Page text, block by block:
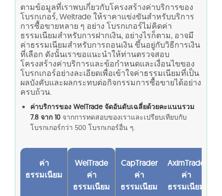
ตามข้อมูลที่เราพบเกี่ยวกับโครงสร้างค่าบริการของ
โบรกเกอร์, Weltrade ให้ราคาแข่งขันสำหรับบริการ
การซื้อขายหลาย ๆ อย่าง โบรกเกอร์ไม่คิดค่า
ธรรมเนียมสำหรับการฝากเงิน, อย่างไรก็ตาม, อาจมี
ค่าธรรมเนียมสำหรับการถอนเงิน ขึ้นอยู่กับวิธีการเงิน
ที่เลือก ดังนั้นเราขอแนะนำให้ท่านตรวจสอบ
โครงสร้างค่าบริการและข้อกำหนดและเงื่อนไขของ
โบรกเกอร์อย่างละเอียดเพื่อเข้าใจค่าธรรมเนียมที่เป็น
ผลบังคับและผลกระทบต่อกิจกรรมการซื้อขายได้อย่าง
ครบถ้วน.
ค่าบริการของ WelTrade จัดอันดับเฉลี่ยด้วยคะแนนรวม
7.8 จาก 10 จากการทดสอบของเราและเปรียบเทียบกับ
โบรกเกอร์กว่า 500 โบรกเกอร์อื่น ๆ.
ค่า
ธรรมเนียม
WelTrade
ค่า
ธรรมเนียม
CapTrader
ค่า
ธรรมเนียม
AximTrade
ค่า
ธรรมเนียม